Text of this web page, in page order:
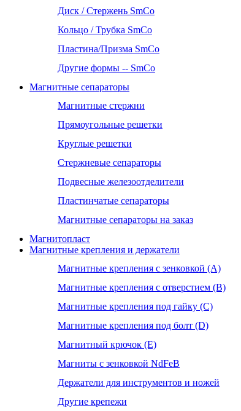
Диск / Стержень SmCo
Кольцо / Трубка SmCo
Пластина/Призма SmCo
Другие формы -- SmCo
Магнитные сепараторы
Магнитные стержни
Прямоугольные решетки
Круглые решетки
Стержневые сепараторы
Подвесные железоотделители
Пластинчатые сепараторы
Магнитные сепараторы на заказ
Магнитопласт
Магнитные крепления и держатели
Магнитные крепления с зенковкой (А)
Магнитные крепления с отверстием (В)
Магнитные крепления под гайку (С)
Магнитные крепления под болт (D)
Магнитный крючок (Е)
Магниты с зенковкой NdFeB
Держатели для инструментов и ножей
Другие крепежи